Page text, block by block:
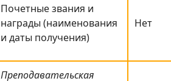
Почетные звания и
награды (наименования
и даты получения)
Нет
Преподавательская